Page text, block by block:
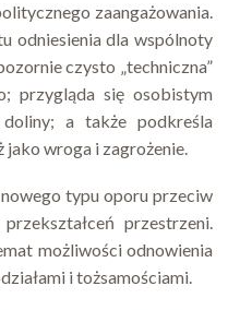
zaangażowania.
odniesienia dla wspólnoty
czysto „techniczna”
przygląda się osobistym
a także podkreśla
jako wroga i zagrożenie.
typu oporu przeciw
przestrzeni.
możliwości odnowienia
i tożsamościami.